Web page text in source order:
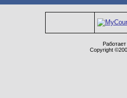
Copyright